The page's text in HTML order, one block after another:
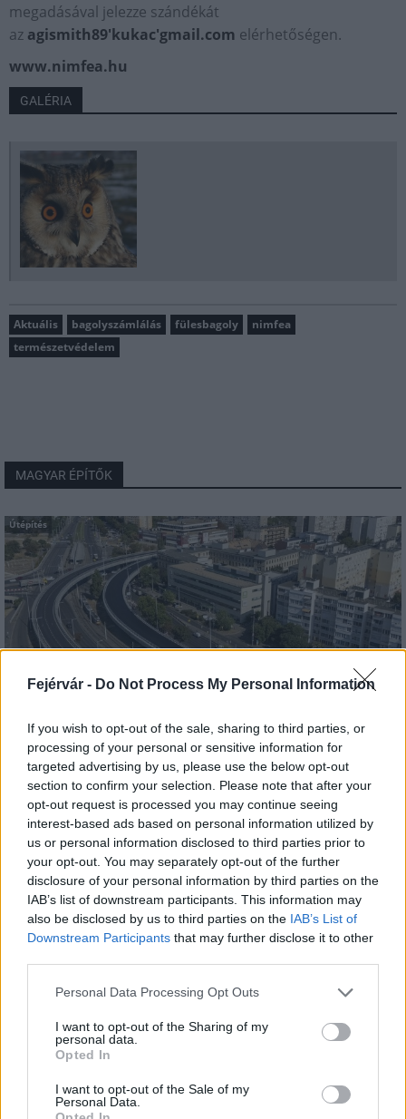
Fejérvár - Do Not Process My Personal Information
If you wish to opt-out of the sale, sharing to third parties, or
processing of your personal or sensitive information for
targeted advertising by us, please use the below opt-out
section to confirm your selection. Please note that after your
opt-out request is processed you may continue seeing
interest-based ads based on personal information utilized by
us or personal information disclosed to third parties prior to
your opt-out. You may separately opt-out of the further
disclosure of your personal information by third parties on the
IAB’s list of downstream participants. This information may
also be disclosed by us to third parties on the IAB’s List of
Downstream Participants that may further disclose it to other
Please note that this website/app uses one or more Google
not limited to your visit or usage behaviour. You may click to
grant or deny consent to Google and its third-party tags to
use your data for below specified purposes in below Google
consent section.
Personal Data Processing Opt Outs
I want to opt-out of the Sharing of my
personal data.
Opted In
I want to opt-out of the Sale of my
Personal Data.
megadásával jelezze szándékát
az agismith89'kukac'gmail.com elérhetőségen.
www.nimfea.hu
GALÉRIA
Aktuális bagolyszámlálás fülesbagoly
nimfea
természetvédelem
MAGYAR ÉPÍTŐK
Útépítés
HE-DO BKK KM Építő Kft. Főmterv Mérnöki Tervező Zrt.
Látványos építési szakasz indult be a Flórián téri
felüljárón
A tartós nyári hőség jelentős kihívás elé állítja a KM Építőt,
ennek ellenére folyamatosan halad az aszfaltozás.
Paks II.: Mit jelent az 5. blokk új
mérföldköve a felülvizsgálat
árnyékában?
Elkészült a Liszt Ferenc repülőtér
közműhálózatának fejlesztése
Látlelet a hazai víziközművekről?